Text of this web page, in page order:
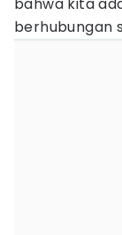
berhubungan